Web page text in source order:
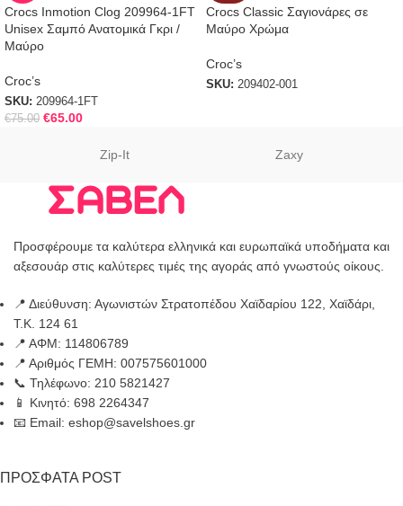
Crocs Inmotion Clog 209964-1FT
Unisex Σαμπό Ανατομικά Γκρι /
Μαύρο
Croc’s
SKU: 209964-1FT
€75.00 €65.00
Crocs Classic Σαγιονάρες σε
Μαύρο Χρώμα
Croc’s
SKU: 209402-001
Zip-It Zaxy
Προσφέρουμε τα καλύτερα ελληνικά και ευρωπαϊκά υποδήματα και
αξεσουάρ στις καλύτερες τιμές της αγοράς από γνωστούς οίκους.
📍 Διεύθυνση: Αγωνιστών Στρατοπέδου Χαϊδαρίου 122, Χαϊδάρι,
Τ.Κ. 124 61
📍 ΑΦΜ: 114806789
📍 Αριθμός ΓΕΜΗ: 007575601000
📞 Τηλέφωνο: 210 5821427
📱 Κινητό: 698 2264347
📧 Email: eshop@savelshoes.gr
ΠΡΟΣΦΑΤΑ POST